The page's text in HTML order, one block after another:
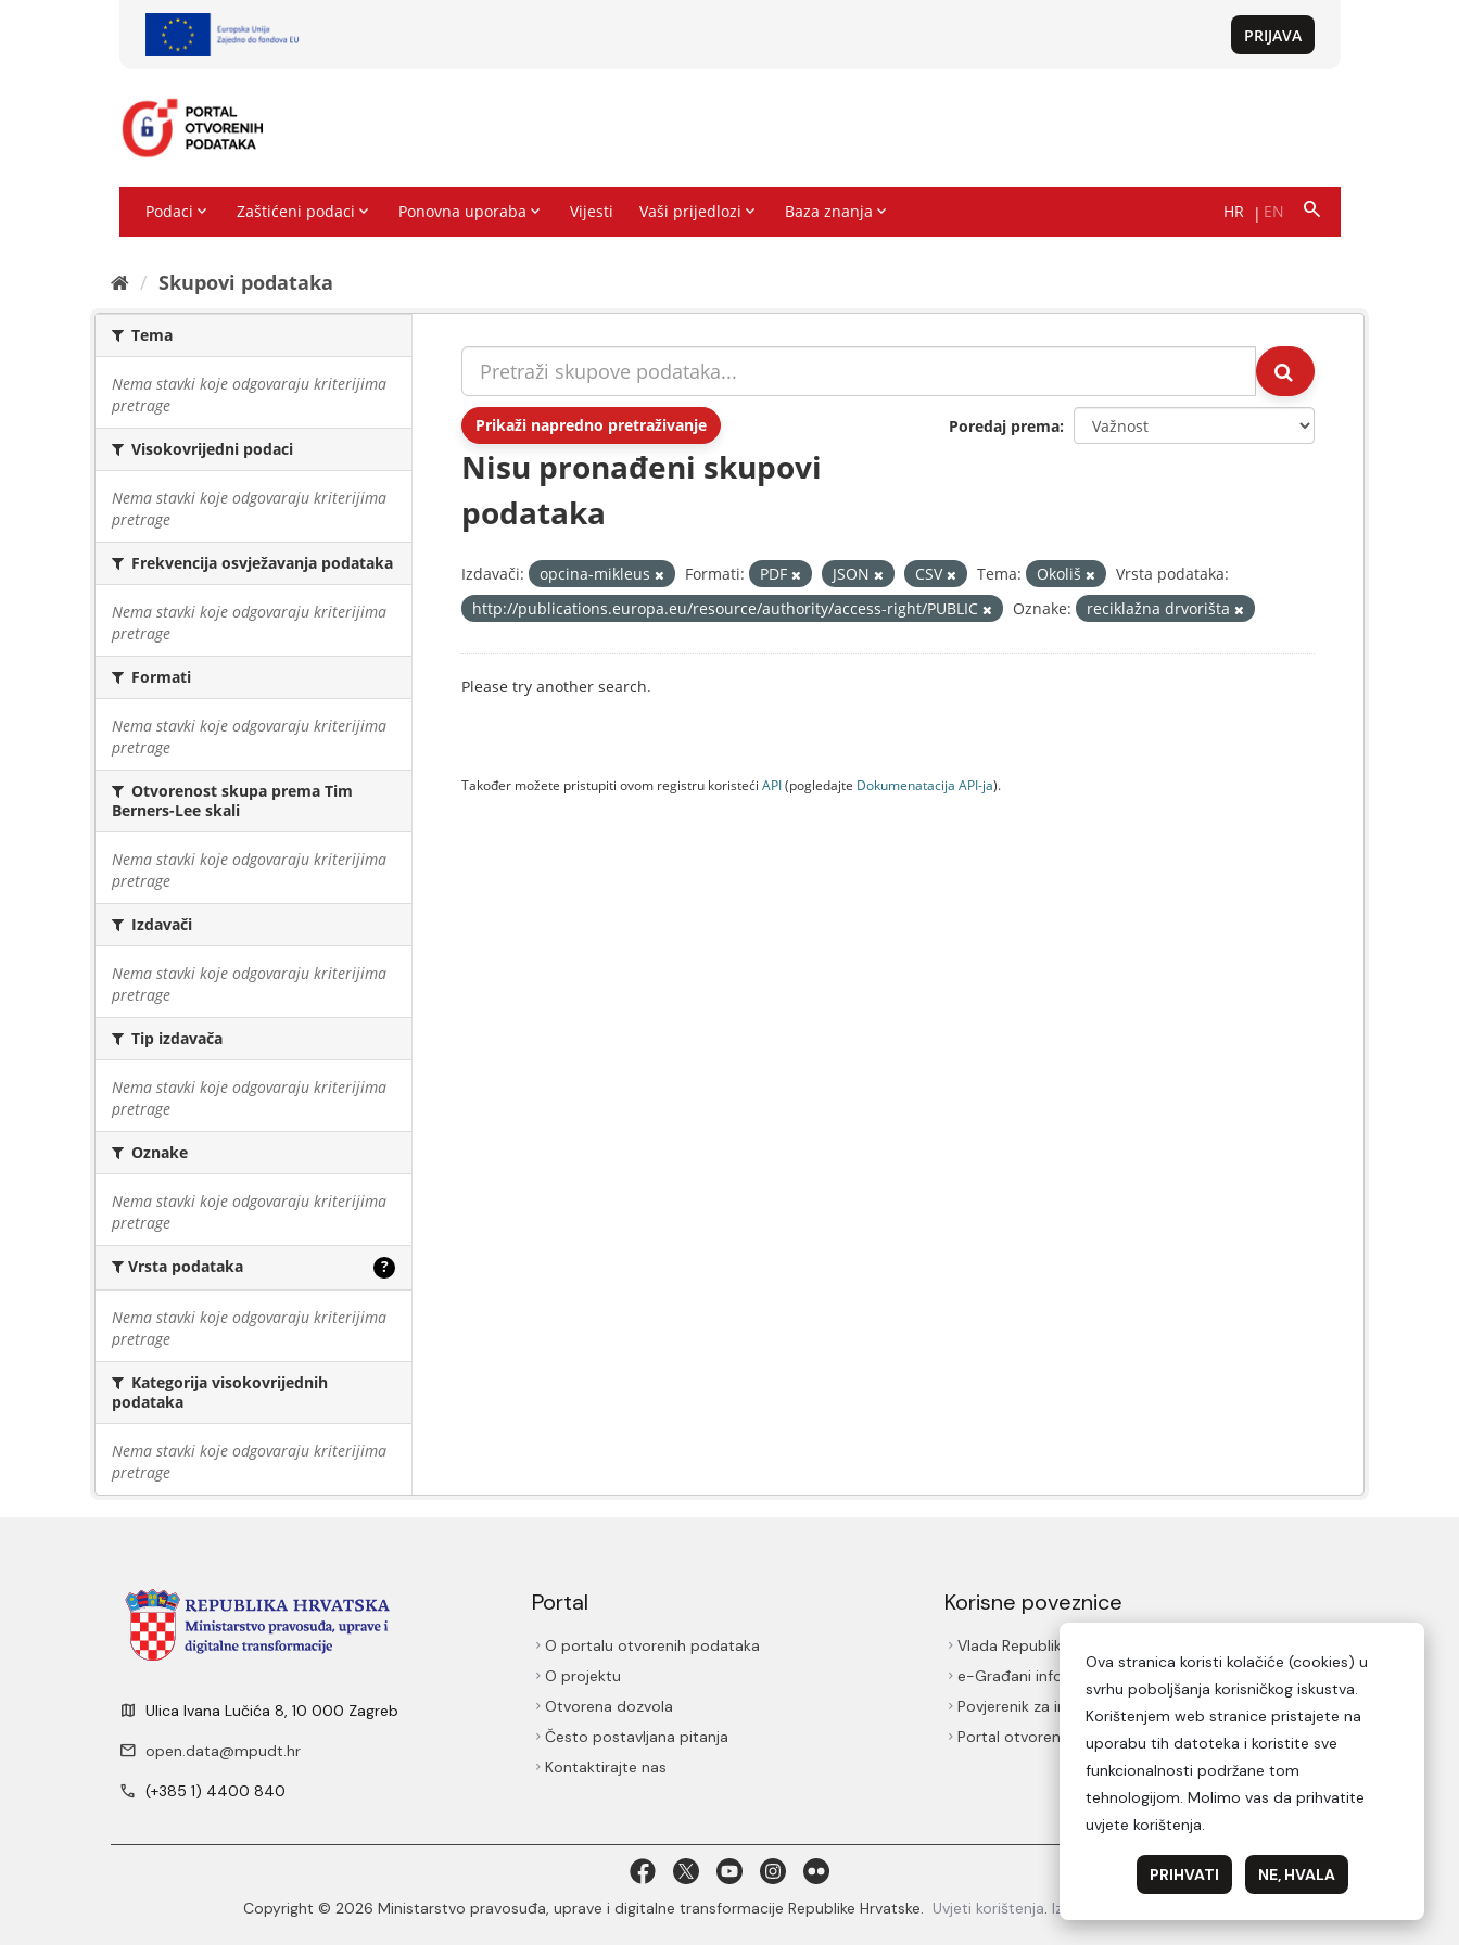
Skupovi podаtаkа
Tema
Nema stavki koje odgovaraju kriterijima
pretrage
Visokovrijedni podaci
Nema stavki koje odgovaraju kriterijima
pretrage
Frekvencija osvježavanja podataka
Nema stavki koje odgovaraju kriterijima
pretrage
Formati
Nema stavki koje odgovaraju kriterijima
pretrage
Otvorenost skupa prema Tim
Berners-Lee skali
Nema stavki koje odgovaraju kriterijima
pretrage
Izdavači
Nema stavki koje odgovaraju kriterijima
pretrage
Tip izdavača
Nema stavki koje odgovaraju kriterijima
pretrage
Oznake
Nema stavki koje odgovaraju kriterijima
pretrage
Vrsta podataka ?
Nema stavki koje odgovaraju kriterijima
pretrage
Kategorija visokovrijednih
podataka
Nema stavki koje odgovaraju kriterijima
pretrage
Prikaži napredno pretraživanje Poredaj prema
Nisu pronađeni skupovi
podataka
Izdavači: opcina-mikleus Formati: PDF JSON CSV Tema: Okoliš
Vrsta podataka:
http://publications.europa.eu/resource/authority/access-right/PUBLIC
Oznake: reciklažna drvorišta
Please try another search.
Također možete pristupiti ovom registru koristeći API(pogledajte Dokumenаtаcijа API-jа).